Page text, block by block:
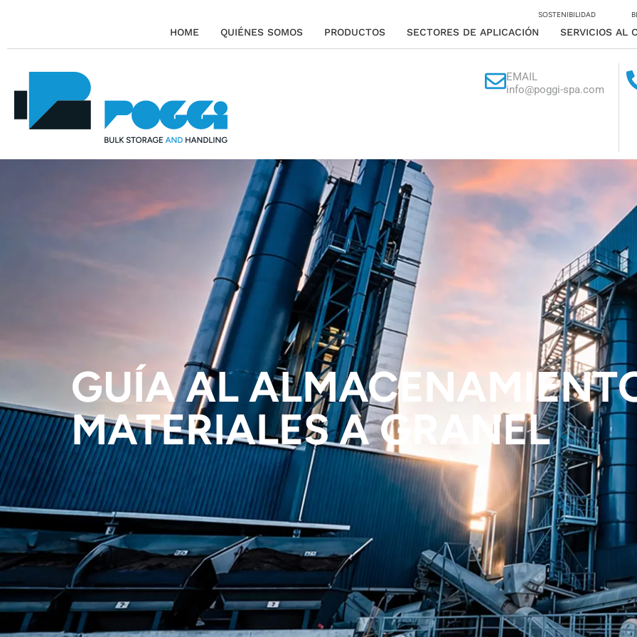
SOSTENIBILIDAD
HOME QUIÉNES SOMOS PRODUCTOS SECTORES DE APLICACIÓN SERVICIOS AL
EMAIL
info@poggi-spa.com
GUÍA AL
MATERIALES A GRANEL